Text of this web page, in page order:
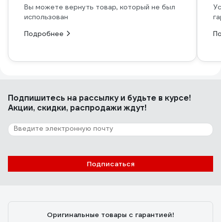
Вы можете вернуть товар, который не был
использован
Подробнее
Подпишитесь на рассылкуи будьте в курсе!
Акции, скидки, распродажи ждут!
Подписаться
Оригинальные товары с гарантией!